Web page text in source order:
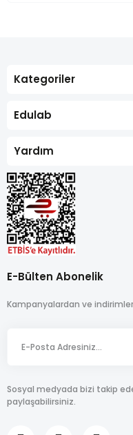
Kategoriler
Edulab
Yardım
E-Bülten Abonelik
Kampanyalardan ve
Sosyal medyada bizi takip
paylaşabilirsiniz.